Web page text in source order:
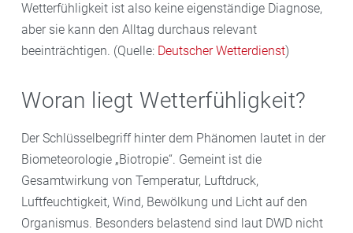
Wetterfühligkeit ist also keine eigenständige Diagnose,
aber sie kann den Alltag durchaus relevant
beeinträchtigen. (Quelle: Deutscher Wetterdienst)
Woran liegt Wetterfühligkeit?
Der Schlüsselbegriff hinter dem Phänomen lautet in der
Biometeorologie „Biotropie“. Gemeint ist die
Gesamtwirkung von Temperatur, Luftdruck,
Luftfeuchtigkeit, Wind, Bewölkung und Licht auf den
Organismus. Besonders belastend sind laut DWD nicht